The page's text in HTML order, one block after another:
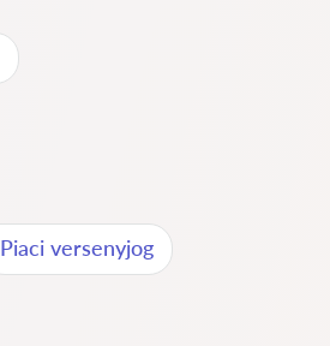
Piaci versenyjog